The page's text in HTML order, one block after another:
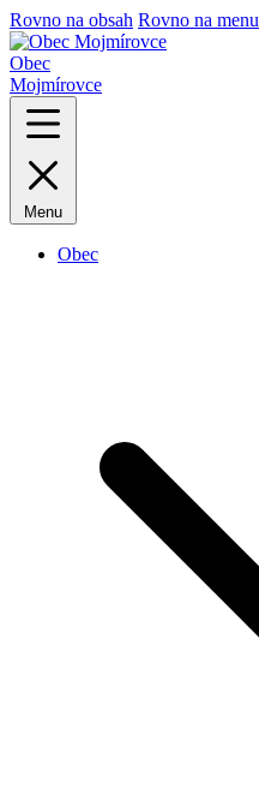
Rovno na obsah Rovno na menu
Obec
Mojmírovce
Menu
Obec